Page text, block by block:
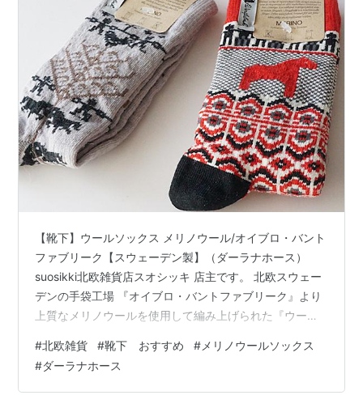
【靴下】ウールソックス メリノウール/オイブロ・バント
ファブリーク【スウェーデン製】（ダーラナホース）
suosikki北欧雑貨店スオシッキ 店主です。 北欧スウェー
デンの手袋工場 『オイブロ・バントファブリーク』より
上質なメリノウールを使用して編み上げられた『ウール
る温かいウール素材。 冬の寒い季節の足元を暖かく、ス
ウェーデンのダーラナホースを象徴する赤を用いた、幸
せを運ぶ伝統の馬モチーフ『ダーラナホース』のデザイ
#北欧雑貨 #靴下 おすすめ # メリノウールソックス
#ダーラナホース